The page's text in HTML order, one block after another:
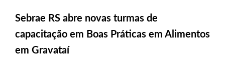
Sebrae RS abre novas turmas de
capacitação em Boas Práticas em Alimentos
em Gravataí